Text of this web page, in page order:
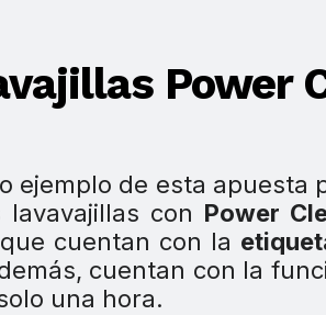
Power
ejemplo de esta apuesta
lavavajillas con Power
cuentan con la
cuentan con la
una hora.